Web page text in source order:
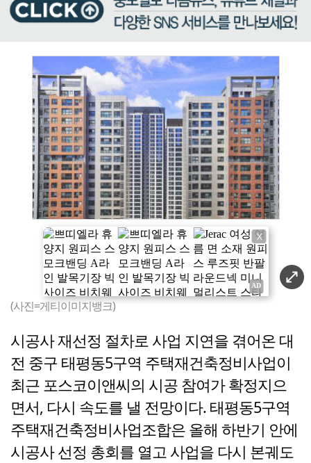
X
(사진=게티이미지뱅크)
시공사 재선정 절차로 사업 지연을 겪어온 대
전 중구 태평동5구역 주택재건축정비사업이
최근 포스코이앤씨의 시공 참여가 확정지으
면서, 다시 속도를 낼 전망이다. 태평동5구역
주택재건축정비사업조합은 올해 하반기 안에
시공사 선정 총회를 열고 사업을 다시 본궤도